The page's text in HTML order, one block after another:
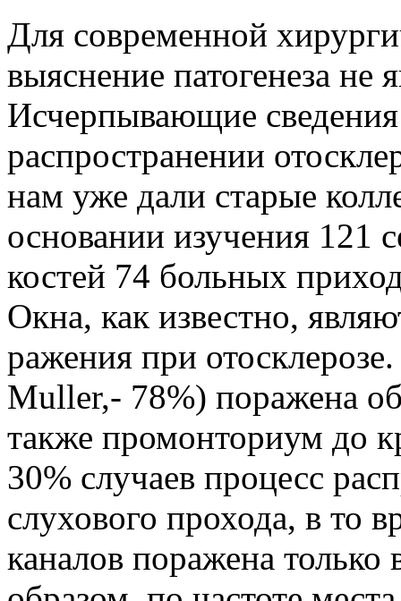
Для современной
выяснение па­тогенеза не
Исчерпывающие
распространении
нам уже дали старые
основании изучения 121
ко­стей 74 больных
Окна, как известно,
ражения при
Muller,- 78%) поражена
также промонториум до
30% случаев процесс
слухового прохода, в то
каналов поражена